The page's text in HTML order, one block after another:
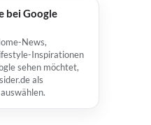
bei Google
News,
Inspirationen
sehen möchtet,
als